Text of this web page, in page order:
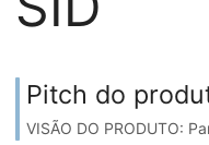
Pitch do
VISÃO DO PRODUTO: